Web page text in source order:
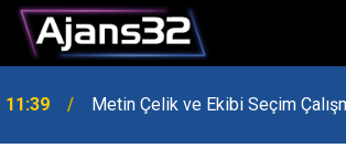
11:39 Metin Çelik ve Ekibi Seçim
10:15 Hafta Sonu Havalar Nasıl Olacak?